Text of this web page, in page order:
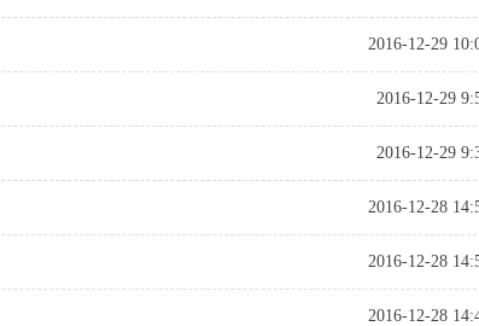
2016-12-29
2016-12-29
2016-12-29
2016-12-28
2016-12-28
2016-12-28